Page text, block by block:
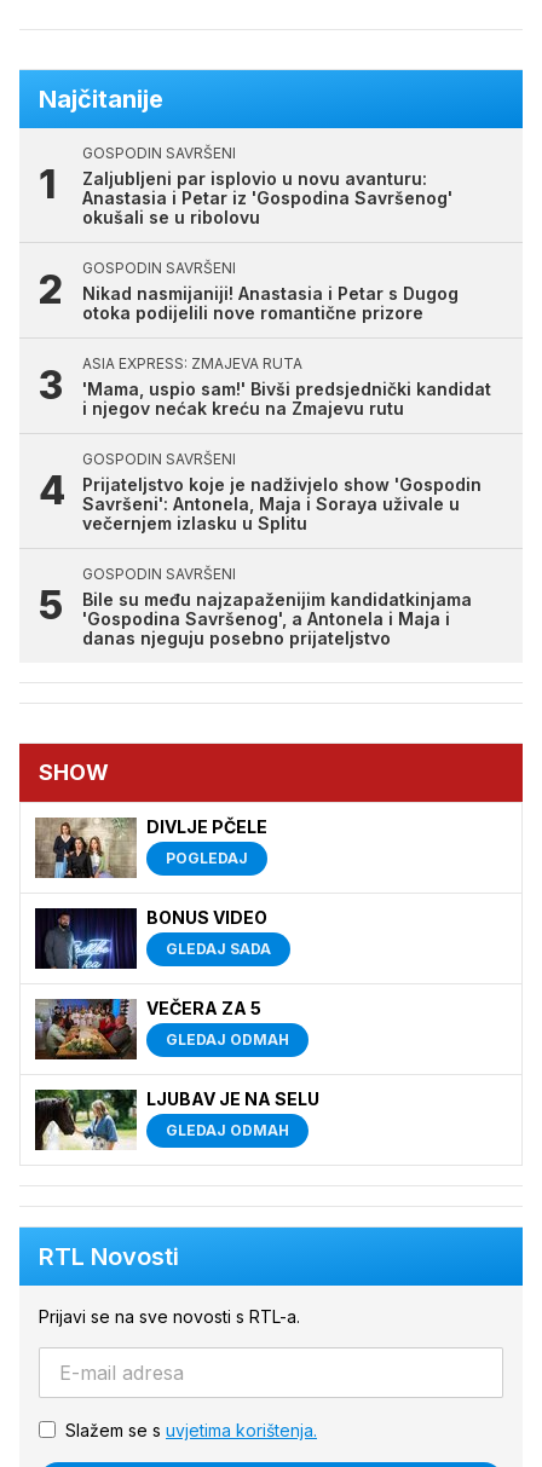
Najčitanije
GOSPODIN SAVRŠENI
Zaljubljeni par isplovio u novu avanturu:
Anastasia i Petar iz 'Gospodina Savršenog'
okušali se u ribolovu
GOSPODIN SAVRŠENI
Nikad nasmijaniji! Anastasia i Petar s Dugog
otoka podijelili nove romantične prizore
ASIA EXPRESS: ZMAJEVA RUTA
'Mama, uspio sam!' Bivši predsjednički kandidat
i njegov nećak kreću na Zmajevu rutu
GOSPODIN SAVRŠENI
Prijateljstvo koje je nadživjelo show 'Gospodin
Savršeni': Antonela, Maja i Soraya uživale u
večernjem izlasku u Splitu
GOSPODIN SAVRŠENI
Bile su među najzapaženijim kandidatkinjama
'Gospodina Savršenog', a Antonela i Maja i
danas njeguju posebno prijateljstvo
SHOW
DIVLJE PČELE
POGLEDAJ
BONUS VIDEO
GLEDAJ SADA
VEČERA ZA 5
GLEDAJ ODMAH
LJUBAV JE NA SELU
GLEDAJ ODMAH
RTL Novosti
Prijavi se na sve novosti s RTL-a.
Slažem se s uvjetima korištenja.